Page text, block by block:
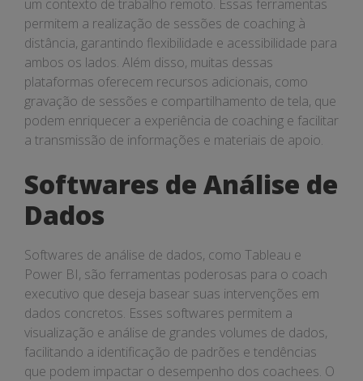
um contexto de trabalho remoto. Essas ferramentas
permitem a realização de sessões de coaching à
distância, garantindo flexibilidade e acessibilidade para
ambos os lados. Além disso, muitas dessas
plataformas oferecem recursos adicionais, como
gravação de sessões e compartilhamento de tela, que
podem enriquecer a experiência de coaching e facilitar
a transmissão de informações e materiais de apoio.
Softwares de Análise de
Dados
Softwares de análise de dados, como Tableau e
Power BI, são ferramentas poderosas para o coach
executivo que deseja basear suas intervenções em
dados concretos. Esses softwares permitem a
visualização e análise de grandes volumes de dados,
facilitando a identificação de padrões e tendências
que podem impactar o desempenho dos coachees. O